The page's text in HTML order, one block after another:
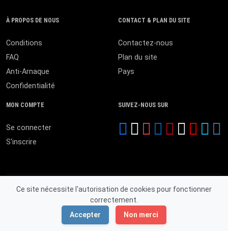
Ce site nécessite l'autorisation de cookies pour fonctionner
correctement.
Accepter
Non merci
À PROPOS DE NOUS
Conditions
FAQ
Anti-Arnaque
Confidentialité
CONTACT & PLAN DU SITE
Contactez-nous
Plan du site
Pays
MON COMPTE
Se connecter
S'inscrire
SUIVEZ-NOUS SUR
© 2026 MALI ANNONCES. Tous droits réservés.